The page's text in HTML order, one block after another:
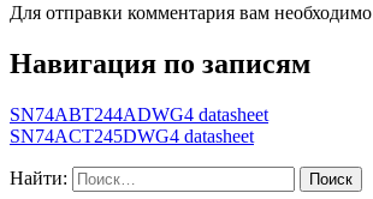
Для отправки комментария вам необходимо
Навигация по записям
SN74ABT244ADWG4 datasheet
SN74ACT245DWG4 datasheet
Найти: